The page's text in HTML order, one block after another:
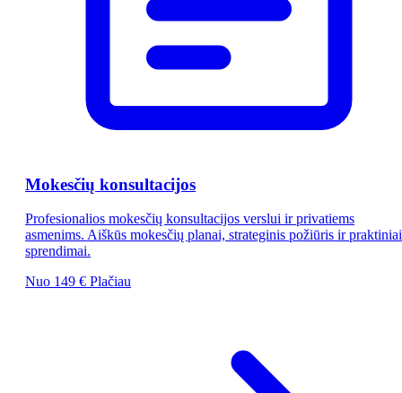
Mokesčių konsultacijos
Profesionalios mokesčių konsultacijos verslui ir privatiems
asmenims. Aiškūs mokesčių planai, strateginis požiūris ir praktiniai
sprendimai.
Nuo 149 € Plačiau